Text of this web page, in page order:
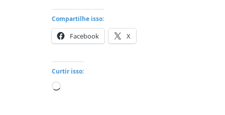
Compartilhe isso:
Facebook X
Curtir isso:
Carregando...